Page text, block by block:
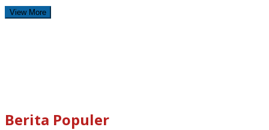
View More
Berita Populer